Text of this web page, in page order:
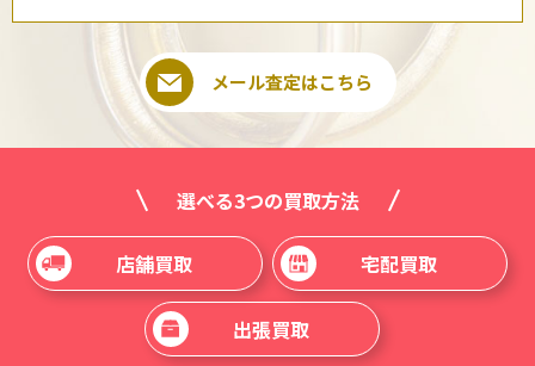
メール査定はこちら
選べる3つの買取方法
店舗買取 宅配買取
出張買取